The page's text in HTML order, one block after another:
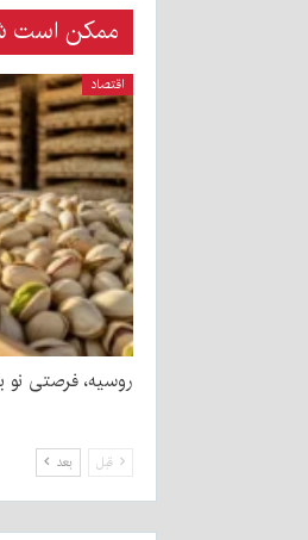
ممکن است
اقتصاد
روسیه، فرصتی نو
قبل بعد